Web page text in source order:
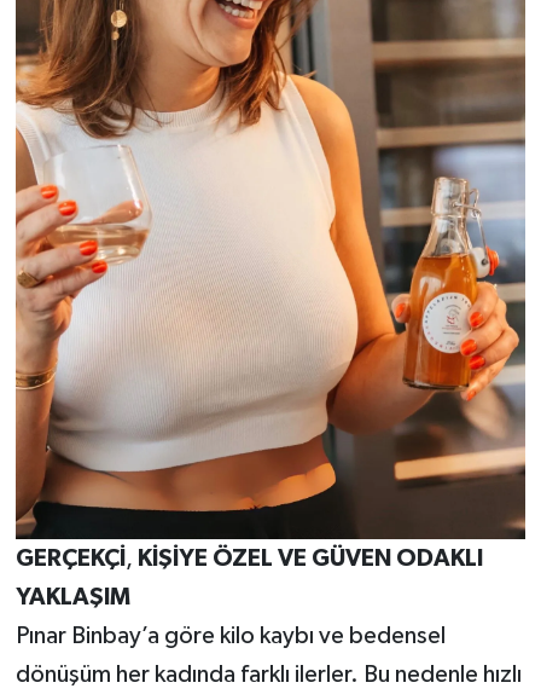
GERÇEKÇİ , KİŞİYE ÖZEL VE GÜVEN ODAKLI
YAKLAŞIM
Pınar Binbay’a göre kilo kaybı ve bedensel
dönüşüm her kadında farklı ilerler. Bu nedenle hızlı